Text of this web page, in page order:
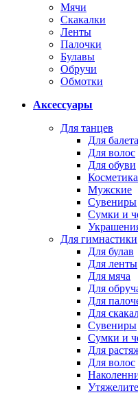
Мячи
Скакалки
Ленты
Палочки
Булавы
Обручи
Обмотки
Аксессуары
Для танцев
Для балета
Для волос
Для обуви
Косметика
Мужские
Сувениры
Сумки и
Для гимнастики
Для булав
Для ленты
Для мяча
Для
Для
Для
Сувениры
Сумки и
Для
Для волос